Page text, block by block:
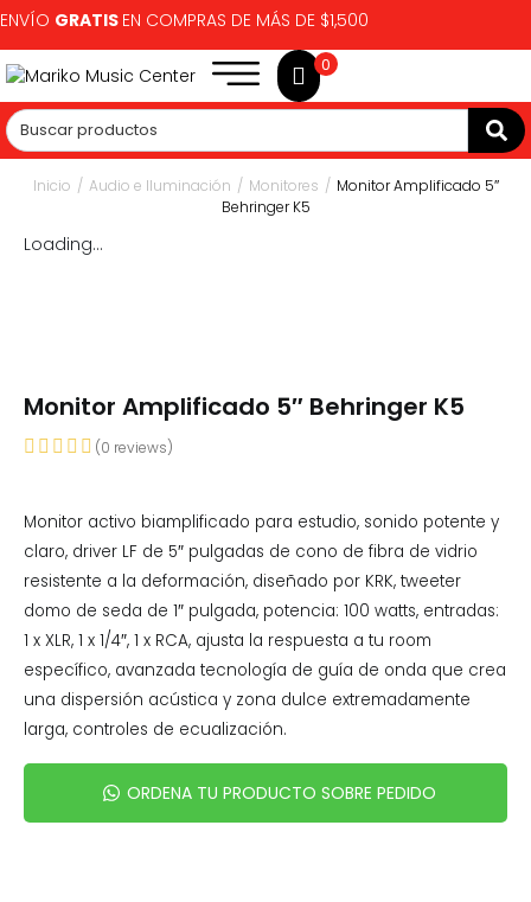
ENVÍO GRATIS EN COMPRAS DE MÁS DE $1,500
0
Inicio / Audio e Iluminación / Monitores / Monitor Amplificado 5″
Behringer K5
Loading...
Monitor Amplificado 5″ Behringer K5
(0 reviews)
Monitor activo biamplificado para estudio, sonido potente y
claro, driver LF de 5″ pulgadas de cono de fibra de vidrio
resistente a la deformación, diseñado por KRK, tweeter
domo de seda de 1″ pulgada, potencia: 100 watts, entradas:
1 x XLR, 1 x 1/4″, 1 x RCA, ajusta la respuesta a tu room
específico, avanzada tecnología de guía de onda que crea
una dispersión acústica y zona dulce extremadamente
larga, controles de ecualización.
ORDENA TU PRODUCTO SOBRE PEDIDO